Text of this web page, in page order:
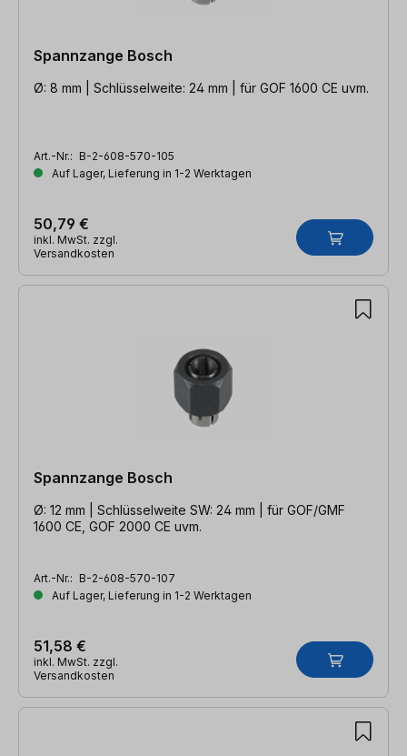
Spannzange Bosch
Ø: 8 mm | Schlüsselweite: 24 mm | für GOF 1600 CE uvm.
Art.-Nr.: B-2-608-570-105
Auf Lager, Lieferung in 1-2 Werktagen
50,79 €
inkl. MwSt. zzgl.
Versandkosten
Spannzange Bosch
Ø: 12 mm | Schlüsselweite SW: 24 mm | für GOF/GMF
1600 CE, GOF 2000 CE uvm.
Art.-Nr.: B-2-608-570-107
Auf Lager, Lieferung in 1-2 Werktagen
51,58 €
inkl. MwSt. zzgl.
Versandkosten